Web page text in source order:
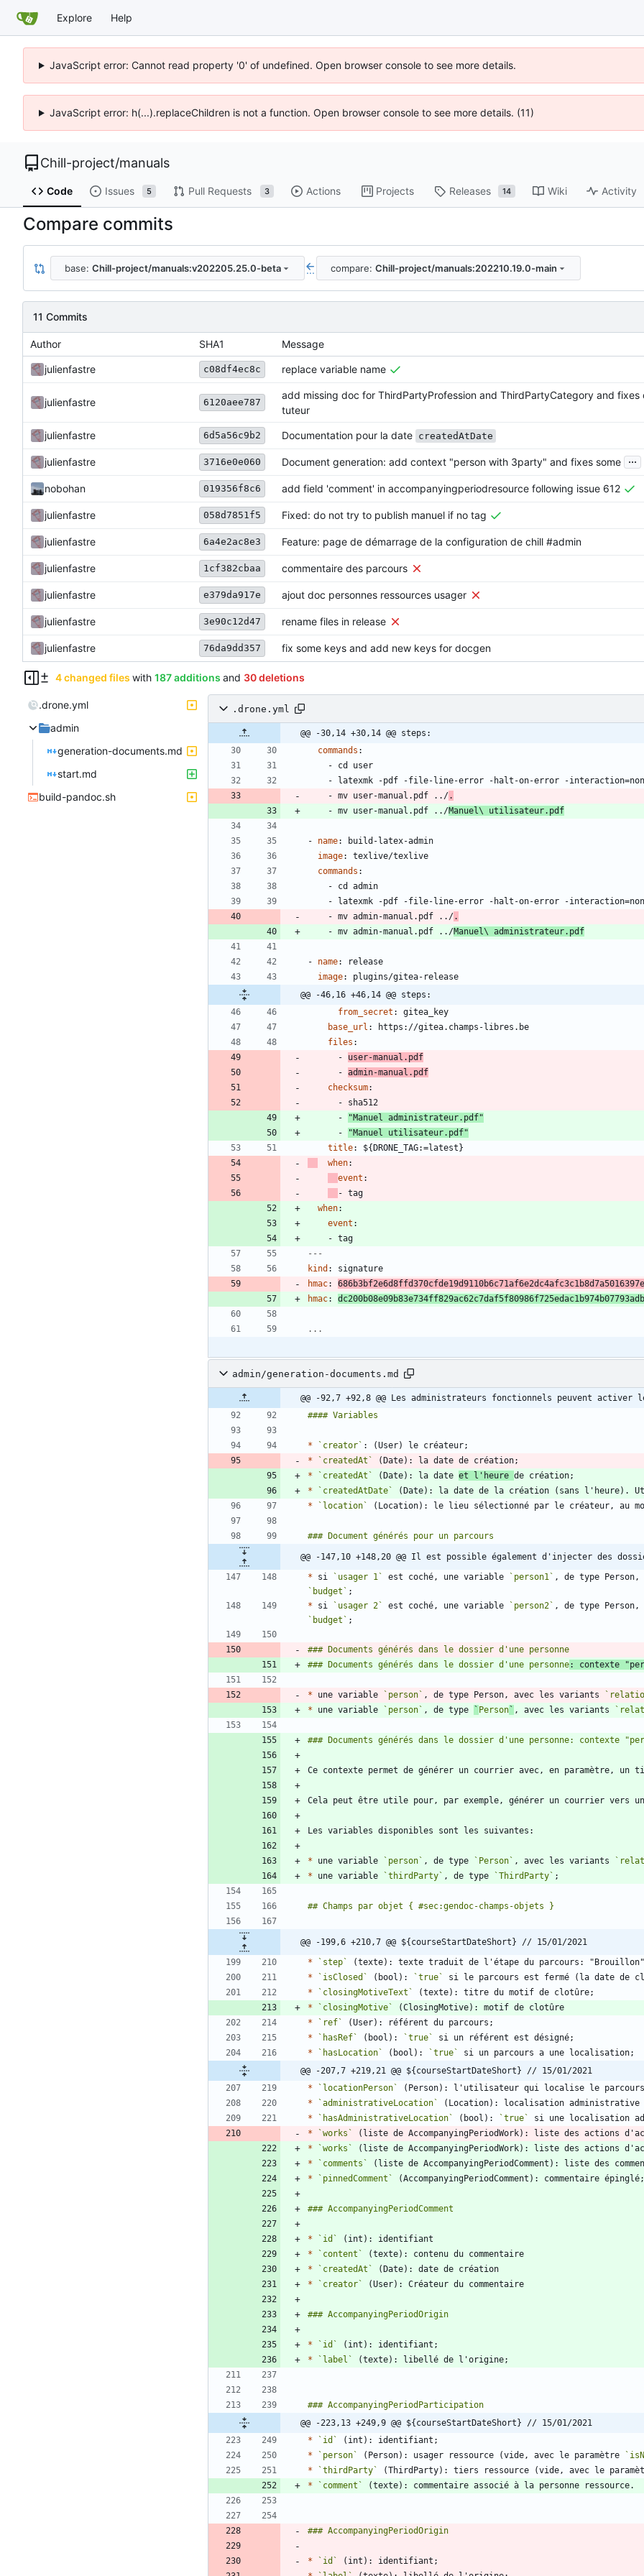
Explore Help
JavaScript error: Cannot read property '0' of undefined. Open browser console to see more details.
JavaScript error: h(...).replaceChildren is not a function. Open browser console to see more details. (11)
Chill-project/manuals
Code Issues 5 Pull Requests 3 Actions Projects Releases 14 Wiki Activity
Compare commits
base: Chill-project/manuals:v202205.25.0-beta ... compare: Chill-project/manuals:202210.19.0-main
11 Commits
Author SHA1 Message
julienfastre c08df4ec8c replace variable name
julienfastre 6120aee787
add missing doc for ThirdPartyProfession and ThirdPartyCategory and fixes
tuteur
julienfastre 6d5a56c9b2 Documentation pour la date createdAtDate
julienfastre 3716e0e060 Document generation: add context "person with 3party" and fixes some ...
nobohan 019356f8c6 add field 'comment' in accompanyingperiodresource following issue 612
julienfastre 058d7851f5 Fixed: do not try to publish manuel if no tag
julienfastre 6a4e2ac8e3 Feature: page de démarrage de la configuration de chill #admin
julienfastre 1cf382cbaa commentaire des parcours
julienfastre e379da917e ajout doc personnes ressources usager
julienfastre 3e90c12d47 rename files in release
julienfastre 76da9dd357 fix some keys and add new keys for docgen
4 changed files with 187 additions and 30 deletions
.drone.yml
admin
generation-documents.md
start.md
build-pandoc.sh
.drone.yml
@@ -30,14 +30,14 @@ steps:
commands :
- cd user
-
latexmk -pdf -file-line-error -halt-on-error -
- mv user-manual.pdf ../.
- mv user-manual.pdf ../Manuel\ utilisateur.pdf
- name:
build-latex-admin
image:
texlive/texlive
commands :
- cd admin
-
latexmk -pdf -file-line-error -halt-on-error -
- mv admin-manual.pdf ../.
- mv admin-manual.pdf ../Manuel\ administrateur.pdf
- name:
release
image:
plugins/gitea-release
@@ -46,16 +46,14 @@ steps:
from_secret :
gitea_key
base_url :
https://gitea.champs-libres.be
files :
- user-manual.pdf
- admin-manual.pdf
checksum:
- sha512
-
"Manuel administrateur.pdf"
-
"Manuel utilisateur.pdf"
title:
${DRONE_TAG:=latest}
when:
event :
- tag
when:
event :
- tag
---
kind :
signature
hmac:
hmac:
...
admin/generation-documents.md
@@ -92,7 +92,8 @@ Les administrateurs fonctionnels peuvent activer
* `creator`
*
`createdAt`
*
`createdAt` (Date): la date et l'heure
*
`createdAtDate`
*
`location` (Location): le lieu sélectionné par le créateur, au
@@ -147,10 +148,20 @@ Il est possible également d'injecter des
* si `usager 1` est coché, une variable `person1` , de type
`budget`
* si `usager 2` est coché, une variable `person2` , de type
`budget`
### Documents générés dans le dossier d'une personne: contexte
* une variable `person` , de type Person, avec les variants
* une variable `person` , de type ` Person ` , avec les variants
* une variable `person` , de type `Person` , avec les variants
* une variable `thirdParty` , de type `ThirdParty`
@@ -199,6 +210,7 @@ ${courseStartDateShort} // 15/01/2021
*
`step`
*
`isClosed` (bool):
`true`
*
`closingMotiveText`
*
`closingMotive`
*
`ref`
*
`hasRef` (bool): `true`
*
`hasLocation` (bool): `true`
@@ -207,7 +219,21 @@ ${courseStartDateShort} // 15/01/2021
*
`locationPerson`
*
`administrativeLocation`
*
`hasAdministrativeLocation` (bool):
`true`
*
`works`
*
`works`
(liste de AccompanyingPeriodWork): liste des actions
*
`comments`
*
`pinnedComment`
* `id`
*
`content`
*
`createdAt`
*
`creator`
* `id`
*
`label`
@@ -223,13 +249,9 @@ ${courseStartDateShort} // 15/01/2021
*
`id`
*
`person` (Person): usager ressource (vide, avec le paramètre
*
`thirdParty`
(ThirdParty): tiers ressource (vide, avec le
*
`comment`
* `id`